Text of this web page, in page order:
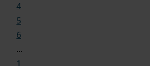
4
5
6
...
1